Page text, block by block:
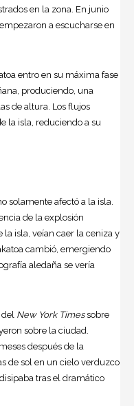
en la zona. En junio
a escucharse en
entro en su máxima fase
produciendo, una
de altura. Los flujos
la isla, reduciendo a su
solamente afectó a la isla.
de la explosión
isla, veían caer la ceniza y
cambió, emergiendo
aledaña se vería
del New York Timessobre
sobre la ciudad.
después de la
de sol en un cielo verduzco
tras el dramático